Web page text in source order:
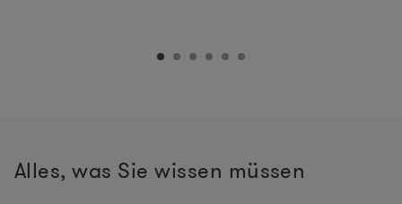
Alles, was Sie wissen müssen